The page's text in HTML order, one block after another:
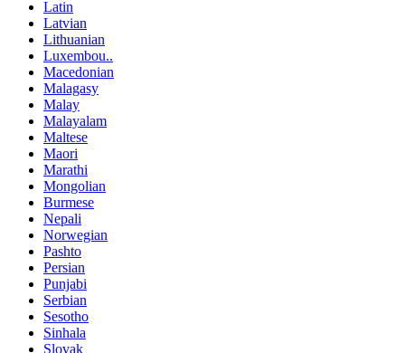
Latin
Latvian
Lithuanian
Luxembou..
Macedonian
Malagasy
Malay
Malayalam
Maltese
Maori
Marathi
Mongolian
Burmese
Nepali
Norwegian
Pashto
Persian
Punjabi
Serbian
Sesotho
Sinhala
Slovak